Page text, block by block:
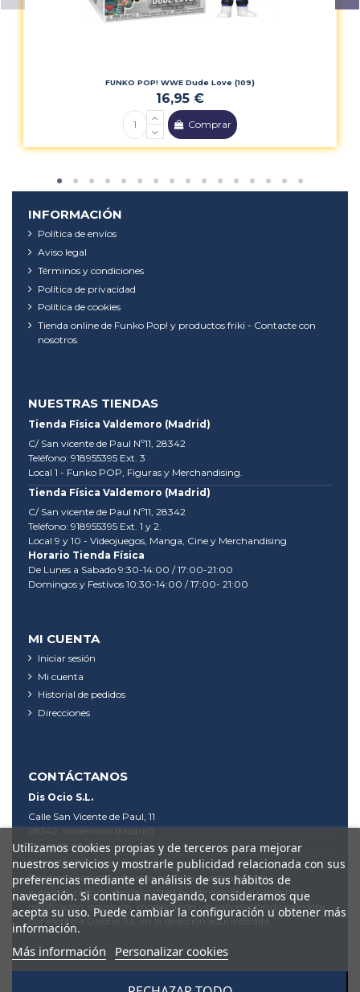
FUNKO POP! WWE Dude Love (109)
16,95 €
Comprar
INFORMACIÓN
Política de envíos
Aviso legal
Términos y condiciones
Política de privacidad
Política de cookies
Tienda online de Funko Pop! y productos friki - Contacte con
nosotros
NUESTRAS TIENDAS
Tienda Física Valdemoro (Madrid)
C/ San vicente de Paul Nº11, 28342
Teléfono: 918955395 Ext. 3
Local 1 - Funko POP, Figuras y Merchandising.
Tienda Física Valdemoro (Madrid)
C/ San vicente de Paul Nº11, 28342
Teléfono: 918955395 Ext. 1 y 2.
Local 9 y 10 - Videojuegos, Manga, Cine y Merchandising
Horario Tienda Física
De Lunes a Sabado 9:30-14:00 / 17:00-21:00
Domingos y Festivos 10:30-14:00 / 17:00- 21:00
MI CUENTA
Iniciar sesión
Mi cuenta
Historial de pedidos
Direcciones
CONTÁCTANOS
Dis Ocio S.L.
Calle San Vicente de Paul, 11
28342, Valdemoro (Madrid)
91 895 53 95
tienda@videodis.es
Sus datos pasarán a formar parte de nuestro fichero
automatizado de clientes. USted puede ejercitar su derecho a
rectificación, oposición, modificación y/o cancelación dirigiéndose
por escrito a Disocio S.L. en la dirección aquí indicada
Utilizamos cookies propias y de terceros para mejorar
nuestros servicios y mostrarle publicidad relacionada con sus
preferencias mediante el análisis de sus hábitos de
navegación. Si continua navegando, consideramos que
acepta su uso. Puede cambiar la configuración u obtener más
información.
Más información Personalizar cookies